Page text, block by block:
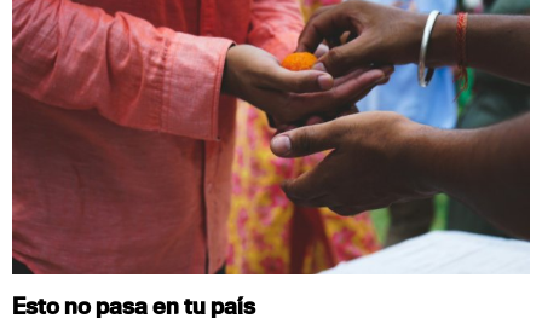
Esto no pasa en tu país